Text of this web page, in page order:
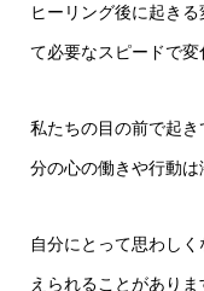
ヒーリング後に起き
て必要なスピードで変
私たちの目の前で起
分の心の働きや行動は
自分にとって思わし
えられることがあり